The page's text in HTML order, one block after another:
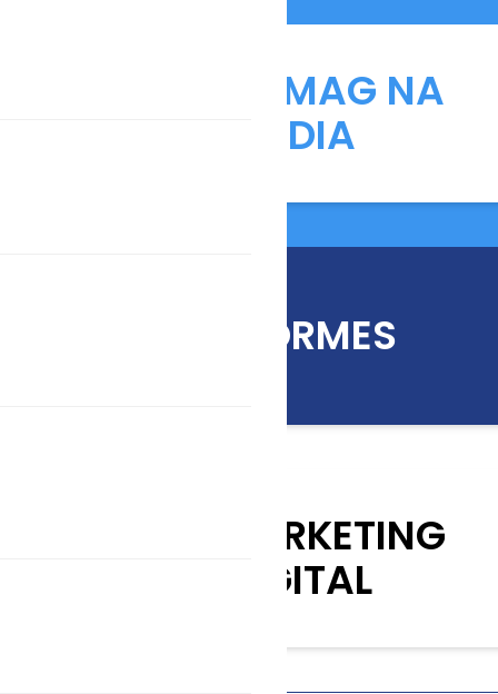
ANFARMAG NA
MÍDIA
INFORMES
KIT MARKETING
DIGITAL